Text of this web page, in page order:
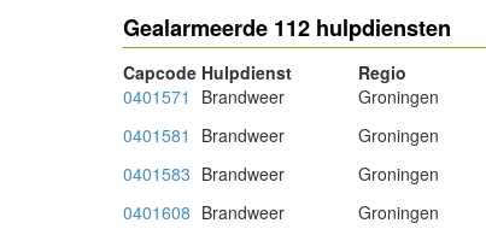
Gealarmeerde 112 hulpdiensten
Capcode Hulpdienst Regio
0401571
Brandweer Groningen
0401581
Brandweer Groningen
0401583 Brandweer Groningen
0401608 Brandweer Groningen